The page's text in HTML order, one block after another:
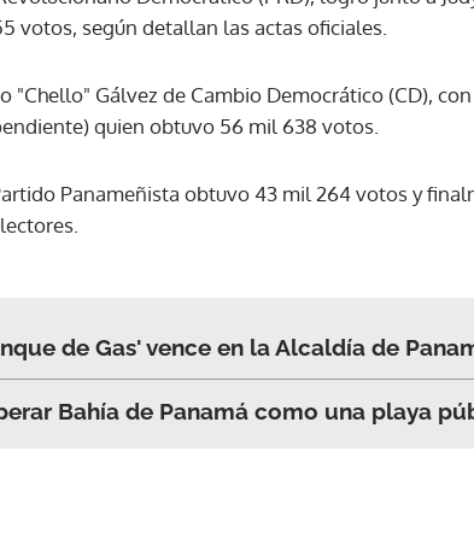
votos, según detallan las actas oficiales.
"Chello" Gálvez de Cambio Democrático (CD),
quien obtuvo 56 mil 638 votos.
Panameñista obtuvo 43 mil 264 votos y
de Gas' vence en la Alcaldía de
Bahía de Panamá como una playa